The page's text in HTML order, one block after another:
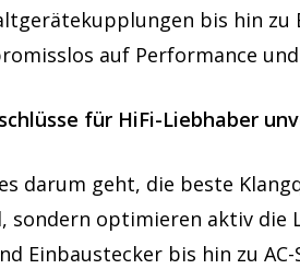
bis hin zu
auf Performance
für HiFi-Liebhaber
darum geht, die beste
optimieren aktiv die
Einbaustecker bis hin zu